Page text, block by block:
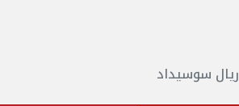
ريال سوسيداد